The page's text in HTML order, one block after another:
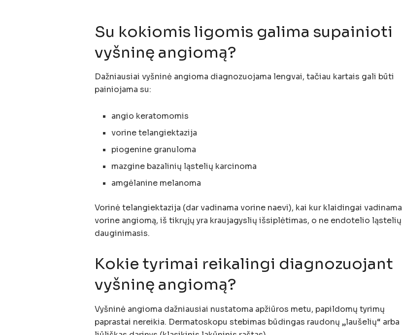
Su kokiomis ligomis galima supainioti
vyšninę angiomą?
Dažniausiai vyšninė angioma diagnozuojama lengvai, tačiau kartais gali būti
painiojama su:
angio keratomomis
vorine telangiektazija
piogenine granuloma
mazgine bazalinių ląstelių karcinoma
amgėlanine melanoma
Vorinė telangiektazija (dar vadinama vorine naevi), kai kur klaidingai vadinama
vorine angiomą, iš tikrųjų yra kraujagyslių išsiplėtimas, o ne endotelio ląstelių
dauginimasis.
Kokie tyrimai reikalingi diagnozuojant
vyšninę angiomą?
Vyšninė angioma dažniausiai nustatoma apžiūros metu, papildomų tyrimų
paprastai nereikia. Dermatoskopu stebimas būdingas raudonų „laušelių“ arba